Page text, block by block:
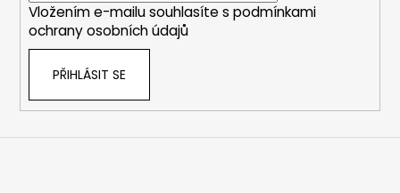
Vložením e-mailu souhlasíte s podmínkami
ochrany osobních údajů
PŘIHLÁSIT SE